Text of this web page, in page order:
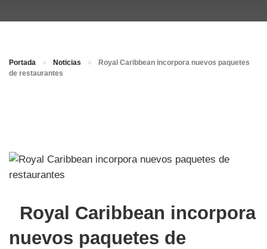
Portada » Noticias »
Royal Caribbean incorpora nuevos paquetes
de restaurantes
Royal Caribbean incorpora
nuevos paquetes de